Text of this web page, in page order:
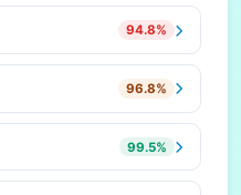
94.8%
96.8%
99.5%